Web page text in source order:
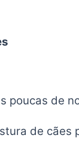
poucas de
de